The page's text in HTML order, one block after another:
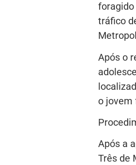
foragido
tráfico
Após o
o jovem
Após a
Três de